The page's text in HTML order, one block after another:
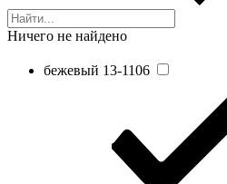
Ничего не найдено
бежевый 13-1106